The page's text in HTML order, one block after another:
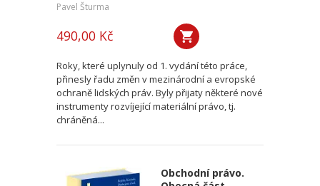
Pavel Šturma
490,00 Kč
Roky, které uplynuly od 1. vydání této práce,
přinesly řadu změn v mezinárodní a evropské
ochraně lidských práv. Byly přijaty některé nové
instrumenty rozvíjející materiální právo, tj.
chráněná...
Obchodní právo.